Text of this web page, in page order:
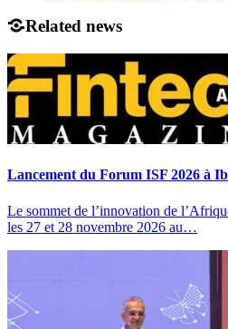
Related news
Lancement du Forum ISF 2026 à
Le sommet de l’innovation de
les 27 et 28 novembre 2026 au…